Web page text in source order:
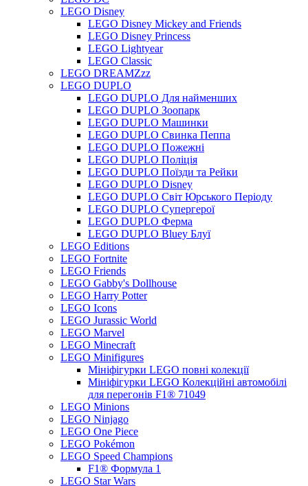
LEGO Disney
LEGO Disney Mickey and Friends
LEGO Disney Princess
LEGO Lightyear
LEGO Classic
LEGO DREAMZzz
LEGO DUPLO
LEGO DUPLO Для найменших
LEGO DUPLO Зоопарк
LEGO DUPLO Машинки
LEGO DUPLO Свинка Пеппа
LEGO DUPLO Пожежні
LEGO DUPLO Поліція
LEGO DUPLO Поїзди та Рейки
LEGO DUPLO Disney
LEGO DUPLO Світ Юрського Періоду
LEGO DUPLO Супергерої
LEGO DUPLO Ферма
LEGO DUPLO Bluey Блуї
LEGO Editions
LEGO Fortnite
LEGO Friends
LEGO Gabby's Dollhouse
LEGO Harry Potter
LEGO Icons
LEGO Jurassic World
LEGO Marvel
LEGO Minecraft
LEGO Minifigures
Мініфігурки LEGO повні колекції
Мініфігурки LEGO Колекційні автомобілі
для перегонів F1® 71049
LEGO Minions
LEGO Ninjago
LEGO One Piece
LEGO Pokémon
LEGO Speed Champions
F1® Формула 1
LEGO Star Wars